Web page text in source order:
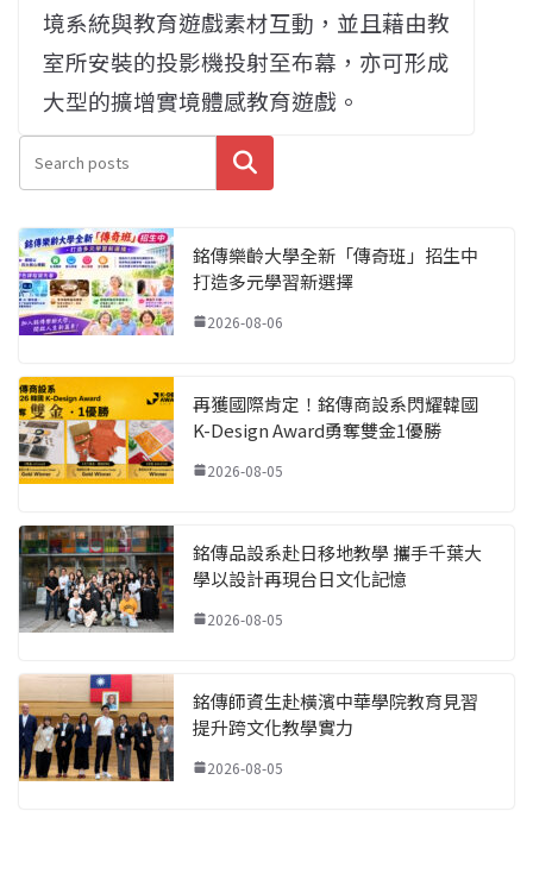
境系統與教育遊戲素材互動，並且藉由教
室所安裝的投影機投射至布幕，亦可形成
大型的擴增實境體感教育遊戲。
搜尋
銘傳樂齡大學全新「傳奇班」招生中
打造多元學習新選擇
2026-08-06
再獲國際肯定！銘傳商設系閃耀韓國
K-Design Award勇奪雙金1優勝
2026-08-05
銘傳品設系赴日移地教學 攜手千葉大
學以設計再現台日文化記憶
2026-08-05
銘傳師資生赴橫濱中華學院教育見習
提升跨文化教學實力
2026-08-05